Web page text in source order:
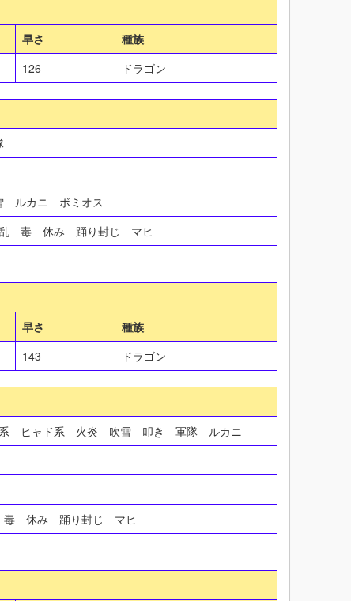
早さ
種族
126 ドラゴン
ルカニ ボミオス
毒 休み 踊り封じ マヒ
早さ
種族
143 ドラゴン
ヒャド系 火炎 吹雪 叩き 軍隊 ルカニ
休み 踊り封じ マヒ